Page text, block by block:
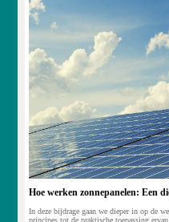
Hoe werken zonnepanelen: Een
In deze bijdrage gaan we dieper in op de